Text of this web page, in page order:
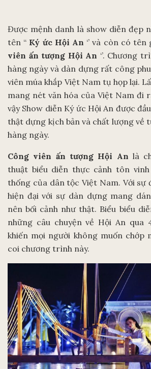
Được mệnh danh là show diễn đẹp
tên “ Ký ức Hội An ‘’ và còn có tên
viên ấn tượng Hội An ‘’. Chương
hàng ngày và dàn dựng rất công
viên múa khắp Việt Nam tụ họp lại.
mang nét văn hóa của Việt Nam đi
vậy Show diễn Ký ức Hội An được
thật dựng kịch bản và chất lượng về
hàng ngày.
Công viên ấn tượng Hội An là
thuật biểu diễn thực cảnh tôn
thống của dân tộc Việt Nam. Với sự
hiện đại với sự dàn dựng mang
nên bối cảnh như thật. Biểu biểu
những câu chuyện về Hội An qua
khiến mọi người không muốn chớp
coi chương trình này.